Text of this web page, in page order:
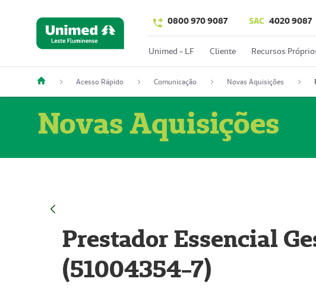
0800 970 9087 SAC 4020 9087
Unimed - LF Cliente Recursos
Acesso Rápido Comunicação Novas Aquisições
Novas Aquisições
Prestador Essencial
(51004354-7)